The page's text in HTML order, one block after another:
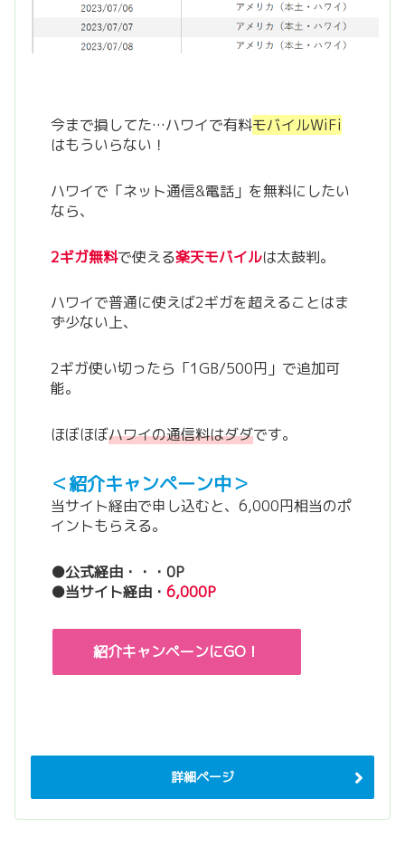
今まで損してた…ハワイで有料モバイルWiFi
はもういらない！
ハワイで「ネット通信&電話」を無料にしたい
なら、
2ギガ無料で使える楽天モバイルは太鼓判。
ハワイで普通に使えば2ギガを超えることはま
ず少ない上、
2ギガ使い切ったら「1GB/500円」で追加可
能。
ほぼほぼハワイの通信料はダダです。
＜紹介キャンペーン中＞
当サイト経由で申し込むと、6,000円相当のポ
イントもらえる。
●公式経由・・・0P
●当サイト経由・6,000P
紹介キャンペーンにGO！
詳細ページ